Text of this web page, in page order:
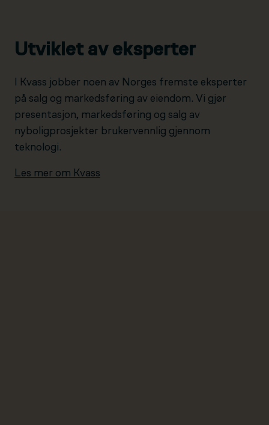
Utviklet av eksperter
I Kvass jobber noen av Norges fremste eksperter
på salg og markedsføring av eiendom. Vi gjør
presentasjon, markedsføring og salg av
nyboligprosjekter brukervennlig gjennom
teknologi.
Les mer om Kvass